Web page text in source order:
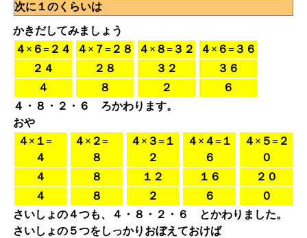
次に１のくらいは
かきだしてみましょう
４×６=２４
４×７=２８ ４×８=３２
４×６=３６
２４
２８ ３２
３６
４
８ ２
６
４・８・２・６ ろかわります。
おや
４×１=
４
４×２=
８
４×３=１
２
４×４=１
６
４×５=２
０
４
８ １２ １６
２０
４
８ ２ ６
０
さいしょの４つも、４・８・２・６ とかわりました。
さいしょの５つをしっかりおぼえておけば